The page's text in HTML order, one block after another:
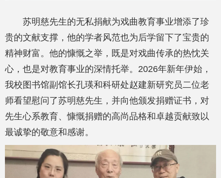
苏明慈先生的无私捐献为戏曲教育事业增添了珍
贵的文献支撑，他的学者风范也为后学留下了宝贵的
精神财富。他的慷慨之举，既是对戏曲传承的热忱关
心，也是对教育事业的深情托举。2026年新年伊始，
我校图书馆副馆长孔瑛和科研处赵建新研究员二位老
师看望慰问了苏明慈先生，并向他颁发捐赠证书，对
先生心系教育、慷慨捐赠的高尚品格和卓越贡献致以
最诚挚的敬意和感谢。